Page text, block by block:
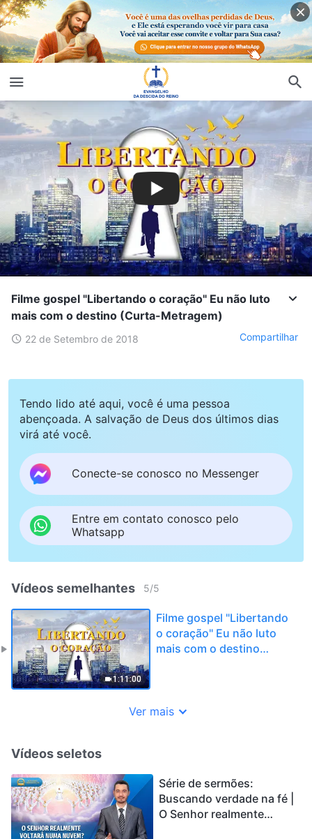
Filme gospel "Libertando o coração" Eu não luto
mais com o destino (Curta-Metragem)
22 de Setembro de 2018 Compartilhar
Tendo lido até aqui, você é uma pessoa
abençoada. A salvação de Deus dos últimos dias
virá até você.
Conecte-se conosco no Messenger
Entre em contato conosco pelo
Whatsapp
Vídeos semelhantes 5/5
1:11:00
Filme gospel "Libertando
o coração" Eu não luto
mais com o destino
Ver mais
Vídeos seletos
Série de sermões:
Buscando verdade na fé |
O Senhor realmente